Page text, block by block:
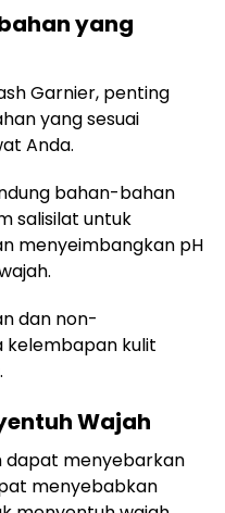
yang
Garnier, penting
yang sesuai
Anda.
bahan-bahan
salisilat untuk
menyeimbangkan pH
dan non-
kelembapan kulit
Wajah
dapat menyebarkan
menyebabkan